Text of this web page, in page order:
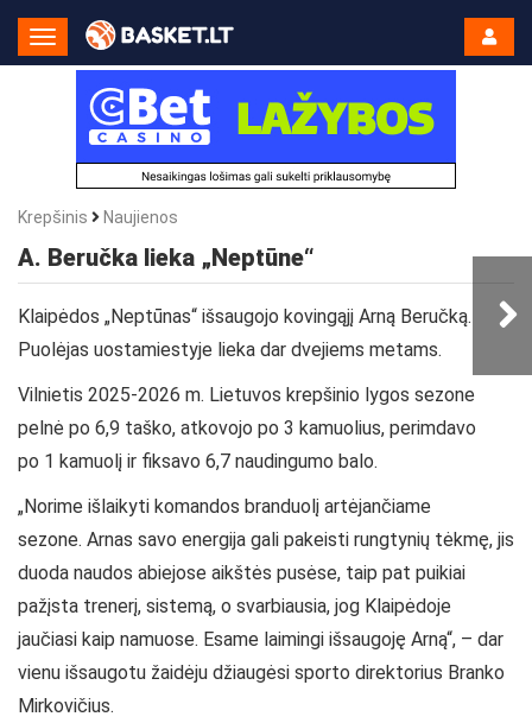
Toggle
Navigation
Krepšinis Naujienos
A. Beručka lieka „Neptūne“
Klaipėdos „Neptūnas“ išsaugojo kovingąjį Arną Beručką.
Puolėjas uostamiestyje lieka dar dvejiems metams.
Vilnietis 2025-2026 m. Lietuvos krepšinio lygos sezone
pelnė po 6,9 taško, atkovojo po 3 kamuolius, perimdavo
po 1 kamuolį ir fiksavo 6,7 naudingumo balo.
„Norime išlaikyti komandos branduolį artėjančiame
sezone. Arnas savo energija gali pakeisti rungtynių tėkmę, jis
duoda naudos abiejose aikštės pusėse, taip pat puikiai
pažįsta trenerį, sistemą, o svarbiausia, jog Klaipėdoje
jaučiasi kaip namuose. Esame laimingi išsaugoję Arną“, – dar
vienu išsaugotu žaidėju džiaugėsi sporto direktorius Branko
Mirkovičius.